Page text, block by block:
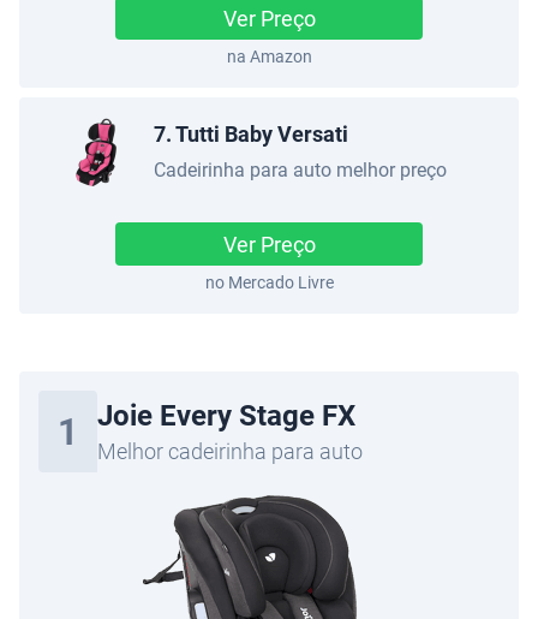
Ver Preço
na Amazon
7. Tutti Baby Versati
Cadeirinha para auto melhor preço
Ver Preço
no Mercado Livre
1 Joie Every Stage FX
Melhor cadeirinha para auto